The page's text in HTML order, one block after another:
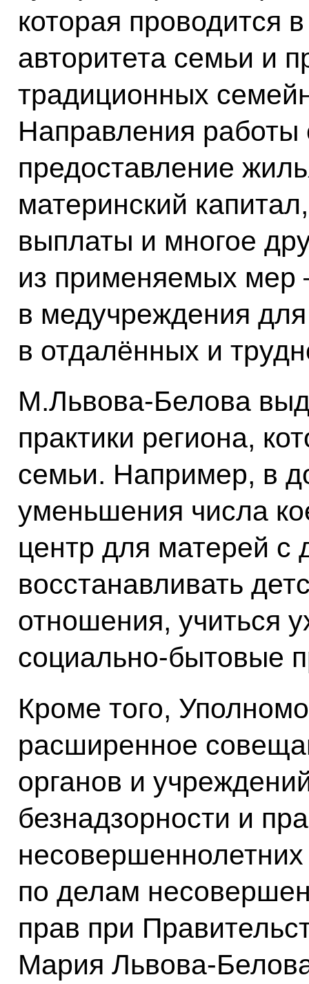
которая проводится
авторитета семьи и
традиционных
Направления
предоставление
материнский
выплаты и многое
из применяемых мер
в медучреждения
в отдалённых и
М.Львова-Белова
практики региона,
семьи. Например, в
уменьшения числа
центр для матерей
восстанавливать
отношения, учиться
социально-бытовые
Кроме того,
расширенное
органов и
безнадзорности и
по делам
прав при
Мария Львова-